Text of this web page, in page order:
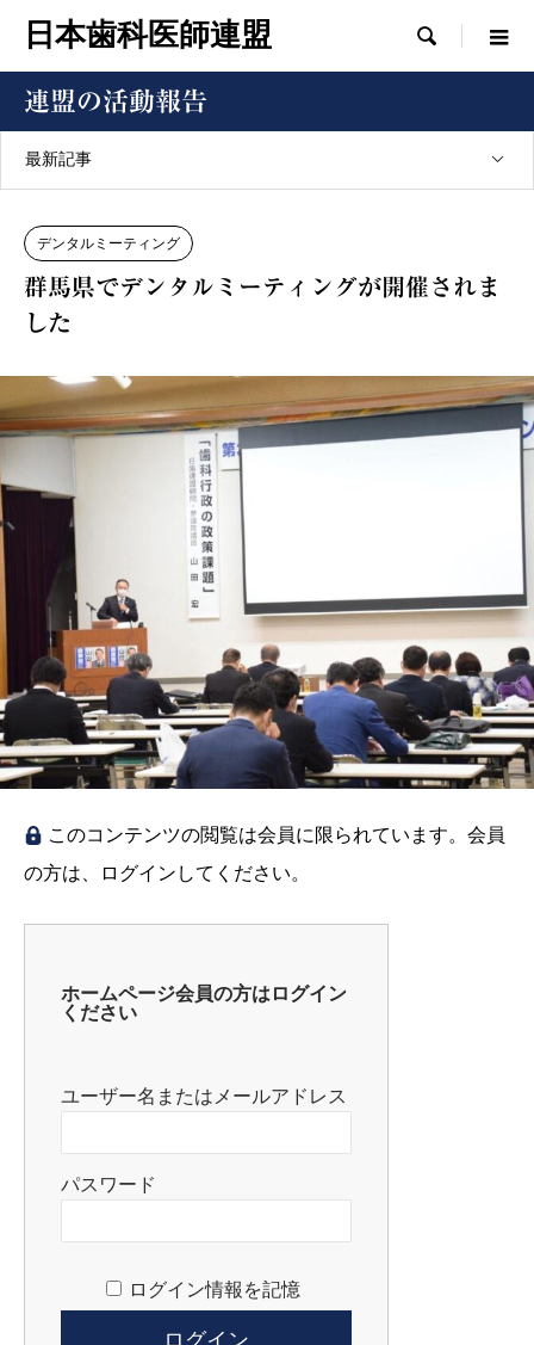
日本歯科医師連盟 
連盟の活動報告
最新記事
デンタルミーティング
群馬県でデンタルミーティングが開催されま
した
このコンテンツの閲覧は会員に限られています。会員
の方は、ログインしてください。
ホームページ会員の方はログイン
ください
ユーザー名またはメールアドレス
パスワード
ログイン情報を記憶